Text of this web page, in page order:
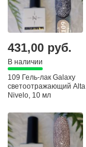
431,00 руб.
В наличии
109 Гель-лак Galaxy
светоотражающий Alta
Nivelo, 10 мл